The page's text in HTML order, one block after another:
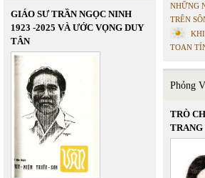
GIÁO SƯ TRẦN NGỌC NINH
1923 -2025 VÀ ƯỚC VỌNG DUY
TÂN
NHỮNG
TRÊN
TOAN
Phỏng
TRÒ
TRANG